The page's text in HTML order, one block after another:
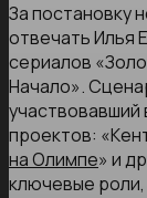
За постановку
отвечать Илья
сериалов
Начало».
участвовавший
проектов:
на Олимпе» и
ключевые